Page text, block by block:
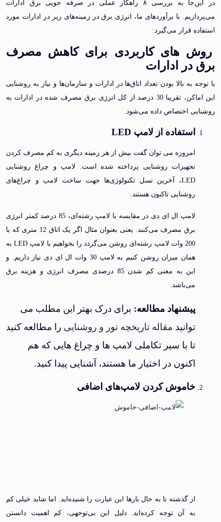
در این‌جا به بررسی ۸ راهکار عملی در صرفه جویی برق ادارات
با برآوردهای ما، انرژی برق در زمینه‌های زیر در ادارات مورد
قرار می‌گیرد‌:
های کاربردی برای کاهش مصرف
ادارات
به بالا بودن تعداد اتاق‌ها در ادارات و سازمان‌ها و نیاز به روشنایی
این اماکن، تقریبا 30 درصد از کل انرژی برق مصرف شده در ادارات به
اختصاص داده می‌شود.
استفاده از لامپ LED
امروزه می توان گفت بیش از هر زمینه دیگری به کم مصرف کردن
تجهیزات روشنایی پرداخته شده است. لامپ و چراغ روشنایی
LED، آخرین نسل تکنولوژی‌ها جهت ساخت لامپ و چراغ‌های
روشنایی تا‌کنون هستند.
لامپ ال ای دی در مقایسه با لامپ رشته‌ای، 85 درصد کمتر انرژی
برق مصرف می‌کنند. یعنی بعنوان مثال اگر یک اتاق 12 متری که با
200 وات لامپ رشته‌ای روشن می‌گردد را بخواهیم با لامپ LED به
همان میزان روشن کنیم به لامپ 30 وات ال ای دی نیاز داریم. و
این به معنی کم شدن 85 درصدی مصرف انرژی و هزینه برق
می‌باشد.
پیشنهاد مطالعه:برای درک بهتر این مطلب می
مقاله تاریخچه نور و روشناییرا مطالعه کنید
تا با سیر تکاملی لامپ ها و چراغ هایی که هم
اکنون در اختیار ما هستند، آشنایی پیدا کنید.
خاموش کردن لامپ‌های اضافی
از گذشته تا به حال بارها این عبارت را شنیده‌اید. اما شاید خیلی کم
به آن توجه کرده‌اید. دلیل این بی‌توجهی، کم اهمیت دانستن